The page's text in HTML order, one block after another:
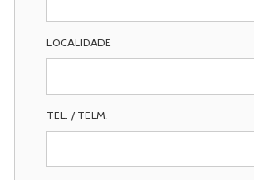
LOCALIDADE
TEL. / TELM.